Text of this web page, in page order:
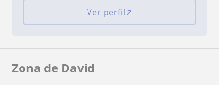
Ver perfil
Zona de David